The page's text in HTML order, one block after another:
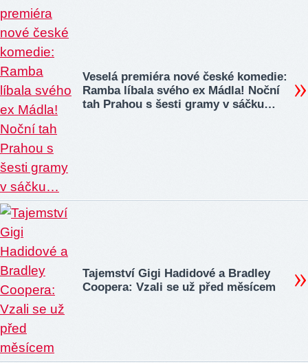
Veselá premiéra nové české komedie:
Ramba líbala svého ex Mádla! Noční
tah Prahou s šesti gramy v sáčku…
Tajemství Gigi Hadidové a Bradley
Coopera: Vzali se už před měsícem